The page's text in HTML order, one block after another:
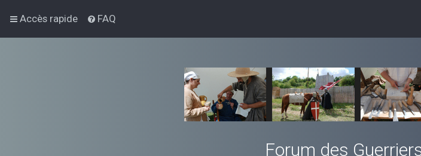
Accès rapide FAQ
Forum des